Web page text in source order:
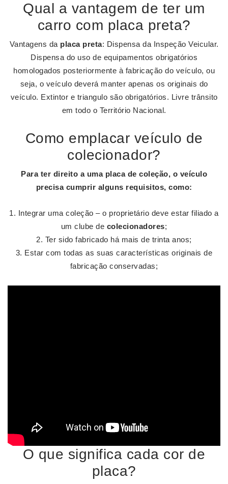
Qual a vantagem de ter um
carro com placa preta?
Vantagens da placa preta: Dispensa da Inspeção Veicular.
Dispensa do uso de equipamentos obrigatórios
homologados posteriormente à fabricação do veículo, ou
seja, o veículo deverá manter apenas os originais do
veículo. Extintor e triangulo são obrigatórios. Livre trânsito
em todo o Território Nacional.
Como emplacar veículo de
colecionador?
Para ter direito a uma placa de coleção, o veículo
precisa cumprir alguns requisitos, como:
Integrar uma coleção – o proprietário deve estar filiado a
um clube de colecionadores;
Ter sido fabricado há mais de trinta anos;
Estar com todas as suas características originais de
fabricação conservadas;
O que significa cada cor de
placa?